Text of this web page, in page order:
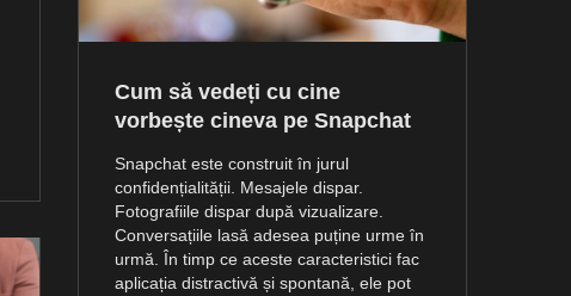
Cum să vedeți cu cine
vorbește cineva pe Snapchat
Snapchat este construit în jurul
confidențialității. Mesajele dispar.
Fotografiile dispar după vizualizare.
Conversațiile lasă adesea puține urme în
urmă. În timp ce aceste caracteristici fac
aplicația distractivă și spontană, ele pot